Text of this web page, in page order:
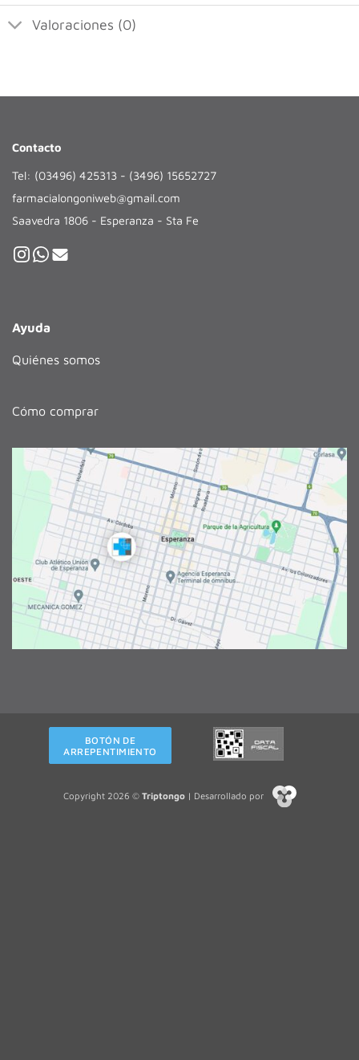
Valoraciones (0)
Contacto
Tel: (03496) 425313 - (3496) 15652727
farmacialongoniweb@gmail.com
Saavedra 1806 - Esperanza - Sta Fe
Ayuda
Quiénes somos
Cómo comprar
BOTÓN DE
ARREPENTIMIENTO
Copyright 2026 © Triptongo| Desarrollado por